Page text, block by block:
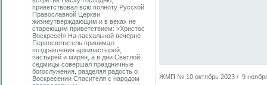
приветствовал всю полноту Русской
Православной Церкви
жизнеутверждающим и в веках не
стареющим приветствием: «Христос
Воскресе!» На пасхальной вечерне
Первосвятитель принимал
поздравления архипастырей,
пастырей и мирян, а в дни Светлой
седмицы совершал праздничные
богослужения, разделяя радость о
Воскресении Спасителя с народом
ЖМП № 10 октябрь 2023 / 9 ноября